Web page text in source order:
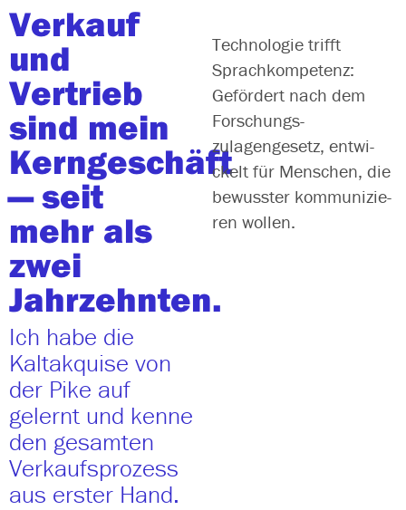
Matthias Essing hilft KMU und Mittelständlern dabei, Vertrieb plan­
bar, mess­bar und ska­lier­bar zu machen – mit Beratung, Training
und Mentoring aus einer Hand.
kos­ten­lo­ses Erstgespräch buchen
Verkauf
und
Vertrieb
sind mein
Kerngeschäft
— seit
mehr als
zwei
Jahrzehnten.
Ich habe die
Kaltakquise von
der Pike auf
gelernt und kenne
den gesamten
Verkaufsprozess
aus erster Hand.
Technologie trifft
Sprachkompetenz:
Gefördert nach dem
Forschungs­
zulagengesetz, ent­wi­
ckelt für Menschen, die
bewuss­ter kom­mu­ni­zie­
ren wollen.